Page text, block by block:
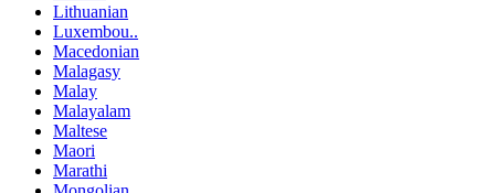
Lithuanian
Luxembou..
Macedonian
Malagasy
Malay
Malayalam
Maltese
Maori
Marathi